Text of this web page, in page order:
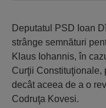
Deputatul PSD Ioan
strânge semnături
Klaus Iohannis, în
Curţii Constituţionale,
decât aceea de a o
Codruţa Kovesi.